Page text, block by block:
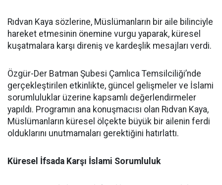
Rıdvan Kaya sözlerine, Müslümanların bir aile bilinciyle
hareket etmesinin önemine vurgu yaparak, küresel
kuşatmalara karşı direniş ve kardeşlik mesajları verdi.
Özgür-Der Batman Şubesi Çamlıca Temsilciliği’nde
gerçekleştirilen etkinlikte, güncel gelişmeler ve İslami
sorumluluklar üzerine kapsamlı değerlendirmeler
yapıldı. Programın ana konuşmacısı olan Rıdvan Kaya,
Müslümanların küresel ölçekte büyük bir ailenin ferdi
olduklarını unutmamaları gerektiğini hatırlattı.
Küresel İfsada Karşı İslami Sorumluluk